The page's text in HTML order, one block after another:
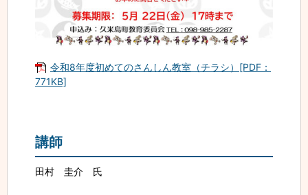
令和8年度初めてのさんしん教室（チラシ）[PDF：
771KB]
講師
田村 圭介 氏